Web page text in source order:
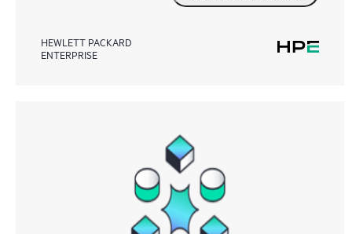
HEWLETT PACKARD
ENTERPRISE